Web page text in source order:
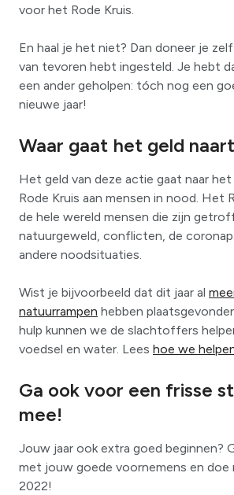
voor het Rode Kruis.
En haal je het niet? Dan doneer je
van tevoren hebt ingesteld. Je hebt
een ander geholpen: tóch nog een
nieuwe jaar!
Waar gaat het geld
Het geld van deze actie gaat naar
Rode Kruis aan mensen in nood. Het
de hele wereld mensen die zijn
natuurgeweld, conflicten, de
andere noodsituaties.
Wist je bijvoorbeeld dat dit jaar al
natuurrampen hebben
hulp kunnen we de slachtoffers
voedsel en water. Lees hoe we
Ga ook voor een frisse
mee!
Jouw jaar ook extra goed beginnen?
met jouw goede voornemens en doe
2022!